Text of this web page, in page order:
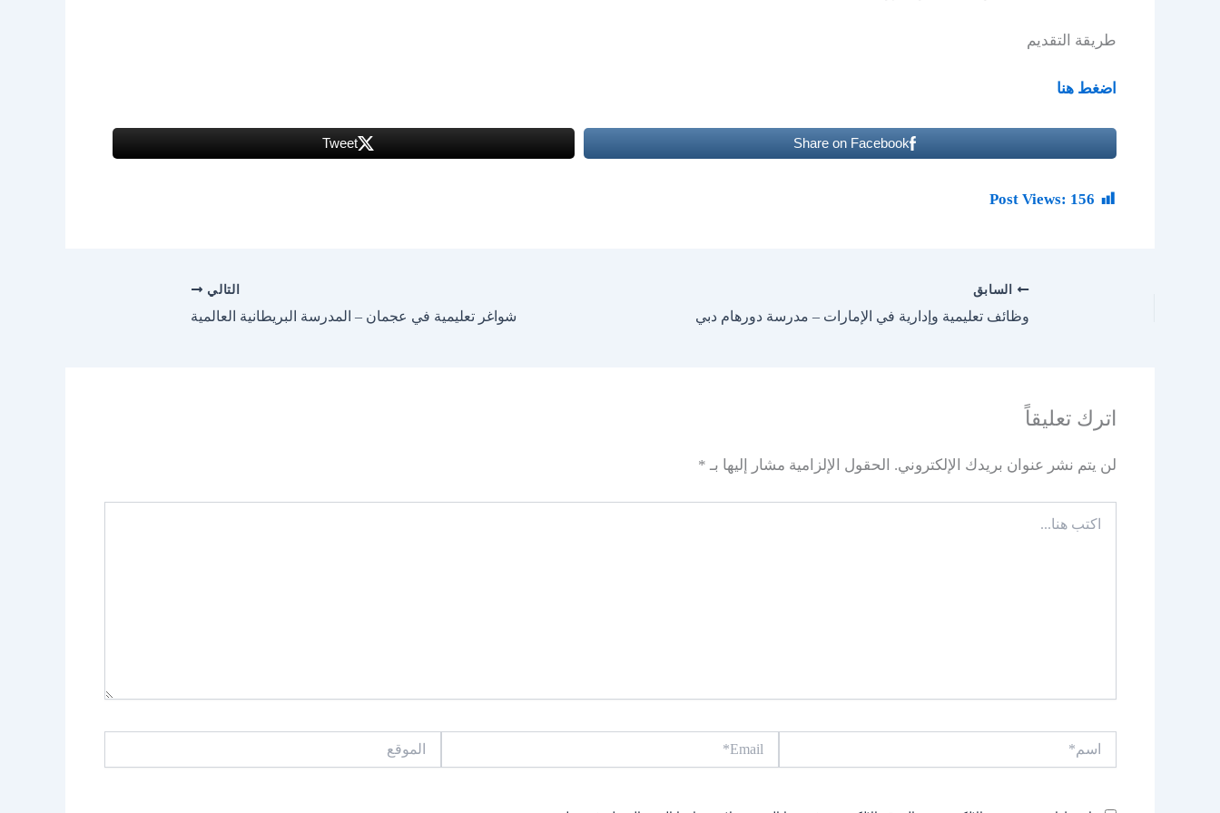
طريقة التقديم
اضغط هنا
Share on Facebook
Tweet
Post Views: 156
السابق
وظائف تعليمية وإدارية في الإمارات – مدرسة دورهام دبي
التالي
شواغر تعليمية في عجمان – المدرسة البريطانية العالمية
اترك تعليقاً
لن يتم نشر عنوان بريدك الإلكتروني. الحقول الإلزامية مشار إليها بـ *
هنا...